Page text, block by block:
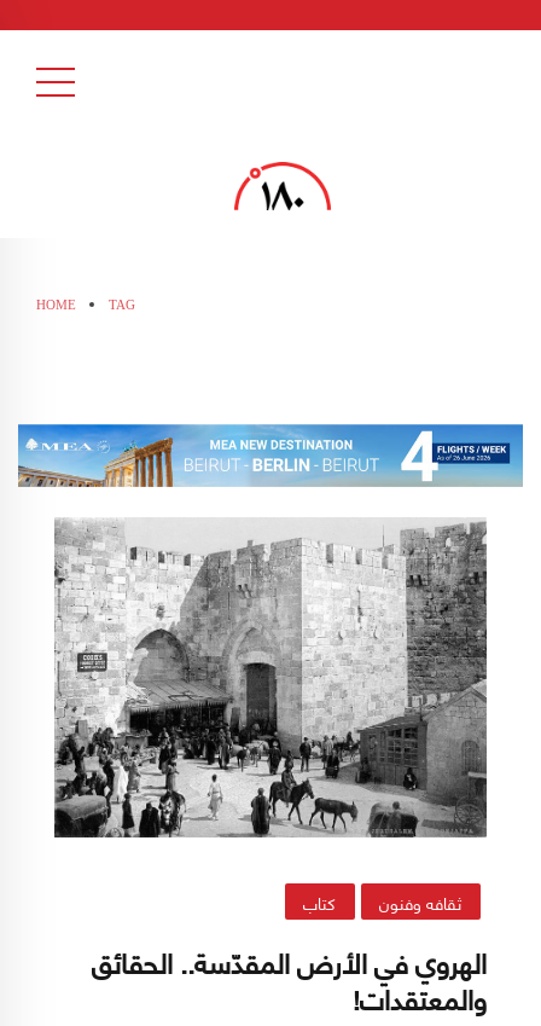
HOME TAG
ثقافه وفنون كتاب
الهروي في الأرض المقدّسة.. الحقائق
والمعتقدات!